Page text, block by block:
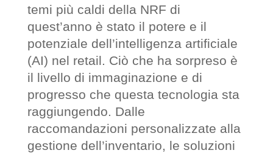
temi più caldi della NRF di
quest’anno è stato il potere e il
potenziale dell’intelligenza artificiale
(AI) nel retail. Ciò che ha sorpreso è
il livello di immaginazione e di
progresso che questa tecnologia sta
raggiungendo. Dalle
raccomandazioni personalizzate alla
gestione dell’inventario, le soluzioni